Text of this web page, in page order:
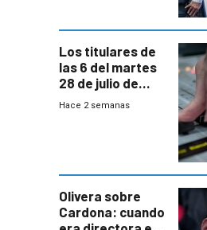
Los titulares de
las 6 del martes
28 de julio de
2026
Hace 2 semanas
Olivera sobre
Cardona: cuando